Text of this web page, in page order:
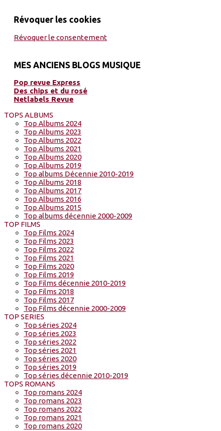
Révoquer les cookies
Révoquer le consentement
MES ANCIENS BLOGS MUSIQUE
Pop revue Express
Des chips et du rosé
Netlabels Revue
TOPS ALBUMS
Top Albums 2024
Top Albums 2023
Top Albums 2022
Top Albums 2021
Top Albums 2020
Top Albums 2019
Top albums Décennie 2010-2019
Top Albums 2018
Top Albums 2017
Top Albums 2016
Top Albums 2015
Top albums décennie 2000-2009
TOP FILMS
Top Films 2024
Top Films 2023
Top Films 2022
Top Films 2021
Top Films 2020
Top Films 2019
Top Films décennie 2010-2019
Top Films 2018
Top Films 2017
Top Films décennie 2000-2009
TOP SERIES
Top séries 2024
Top séries 2023
Top séries 2022
Top séries 2021
Top séries 2020
Top séries 2019
Top séries décennie 2010-2019
TOPS ROMANS
Top romans 2024
Top romans 2023
Top romans 2022
Top romans 2021
Top romans 2020